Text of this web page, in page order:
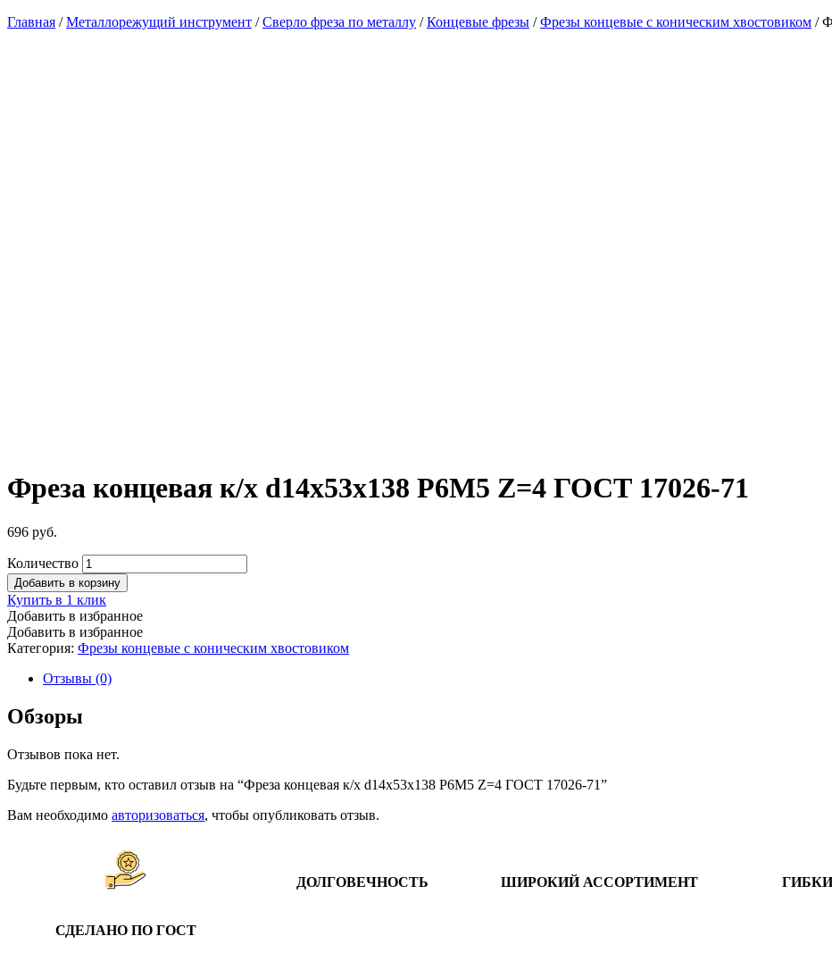
Главная /Металлорежущий инструмент /Сверло фреза по металлу /Концевые фрезы /Фрезы концевые с коническим хвостовиком /
Фреза концевая к/х d14х53х138 Р6М5 Z=4 ГОСТ 17026-71
696 руб.
Количество
Добавить в корзину
Купить в 1 клик
Добавить в избранное
Добавить в избранное
Категория: Фрезы концевые с коническим хвостовиком
Отзывы (0)
Обзоры
Отзывов пока нет.
Будьте первым, кто оставил отзыв на “Фреза концевая к/х d14х53х138 Р6М5 Z=4 ГОСТ 17026-71”
Вам необходимо авторизоваться, чтобы опубликовать отзыв.
СДЕЛАНО ПО ГОСТ
ДОЛГОВЕЧНОСТЬ ШИРОКИЙ АССОРТИМЕНТ